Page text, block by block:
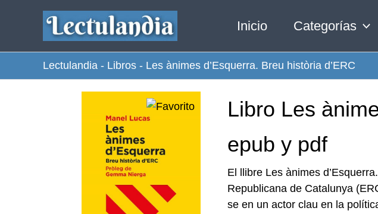
contenido
Inicio Categorías
Lectulandia - Libros - Les ànimes d’Esquerra. Breu història d’ERC
Libro Les
epub y pdf
El llibre Les ànimes
Republicana de Catalunya
se en un actor clau en la